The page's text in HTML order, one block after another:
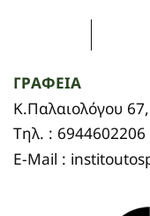
ΓΡΑΦΕΙΑ
Κ.Παλαιολόγου
Τηλ. : 6944602206
E-Mail :